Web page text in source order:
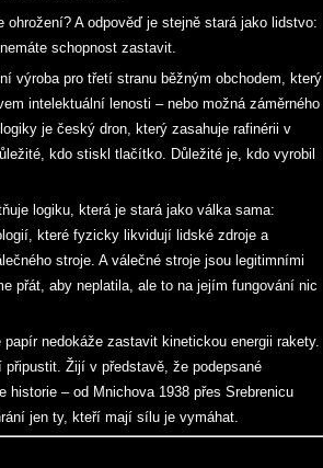
A odpověď je stejně stará jako lidstvo:
schopnost zastavit.
výroba pro třetí stranu běžným obchodem, který
intelektuální lenosti – nebo možná záměrného
je český dron, který zasahuje rafinérii v
kdo stiskl tlačítko. Důležité je, kdo vyrobil
logiku, která je stará jako válka sama:
které fyzicky likvidují lidské zdroje a
stroje. A válečné stroje jsou legitimními
přát, aby neplatila, ale to na jejím fungování nic
nedokáže zastavit kinetickou energii rakety.
Žijí v představě, že podepsané
historie – od Mnichova 1938 přes Srebrenicu
jen ty, kteří mají sílu je vymáhat.